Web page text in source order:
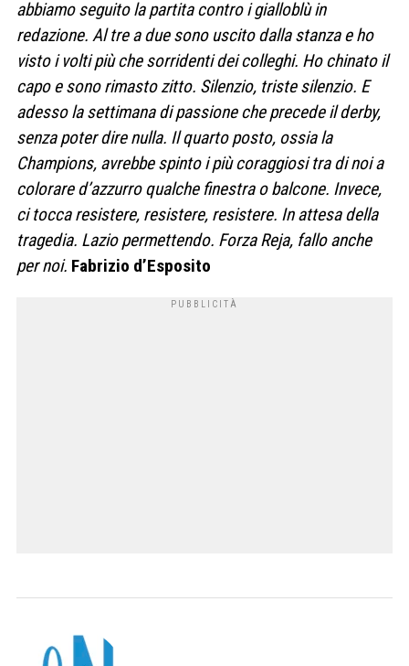
abbiamo seguito la partita contro i gialloblù in
redazione. Al tre a due sono uscito dalla stanza e ho
visto i volti più che sorridenti dei colleghi. Ho chinato il
capo e sono rimasto zitto. Silenzio, triste silenzio. E
adesso la settimana di passione che precede il derby,
senza poter dire nulla. Il quarto posto, ossia la
Champions, avrebbe spinto i più coraggiosi tra di noi a
colorare d’azzurro qualche finestra o balcone. Invece,
ci tocca resistere, resistere, resistere. In attesa della
tragedia. Lazio permettendo. Forza Reja, fallo anche
per noi. Fabrizio d’Esposito